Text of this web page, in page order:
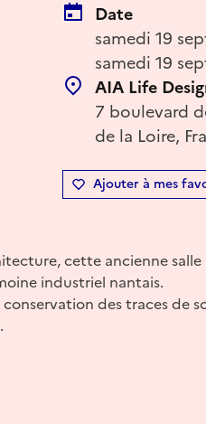
Date
samedi 19
samedi 19
AIA Life
7 boulevard
de la Loire,
Ajouter à mes
cette ancienne
industriel nantais.
des traces de